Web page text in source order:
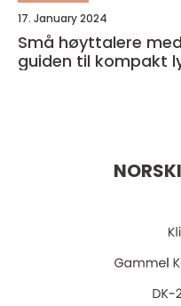
17. January 2024
Små høyttalere
guiden til kompakt